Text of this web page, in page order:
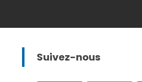
Suivez-nous